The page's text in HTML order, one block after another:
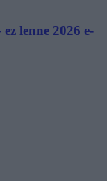
lenne 2026 e-